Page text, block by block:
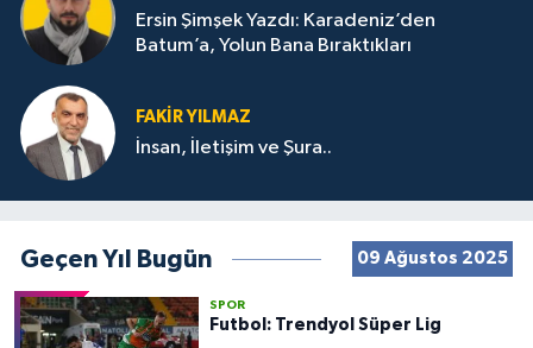
Ersin Şimşek Yazdı: Karadeniz’den
Batum’a, Yolun Bana Bıraktıkları
FAKIR YILMAZ
İnsan, İletişim ve Şura..
Geçen Yıl Bugün 09 Ağustos 2025
SPOR
Futbol: Trendyol Süper Lig